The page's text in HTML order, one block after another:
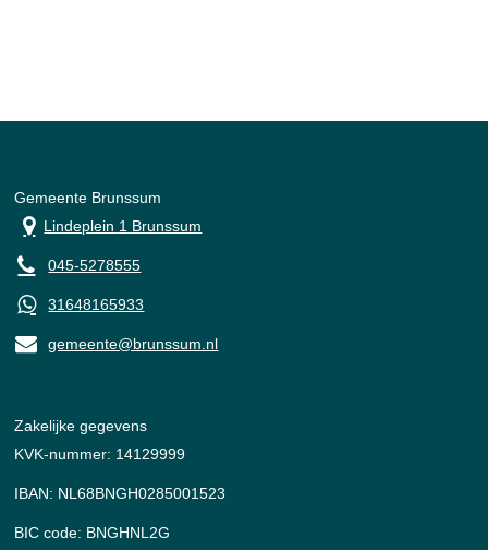
Gemeente Brunssum
Lindeplein 1 Brunssum
045-5278555
31648165933
gemeente@brunssum.nl
Zakelijke gegevens
KVK-nummer: 14129999
IBAN: NL68BNGH0285001523
BIC code: BNGHNL2G